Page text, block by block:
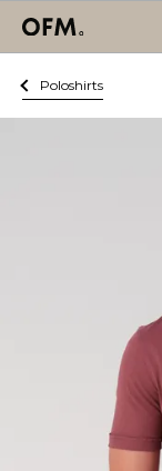
Poloshirts